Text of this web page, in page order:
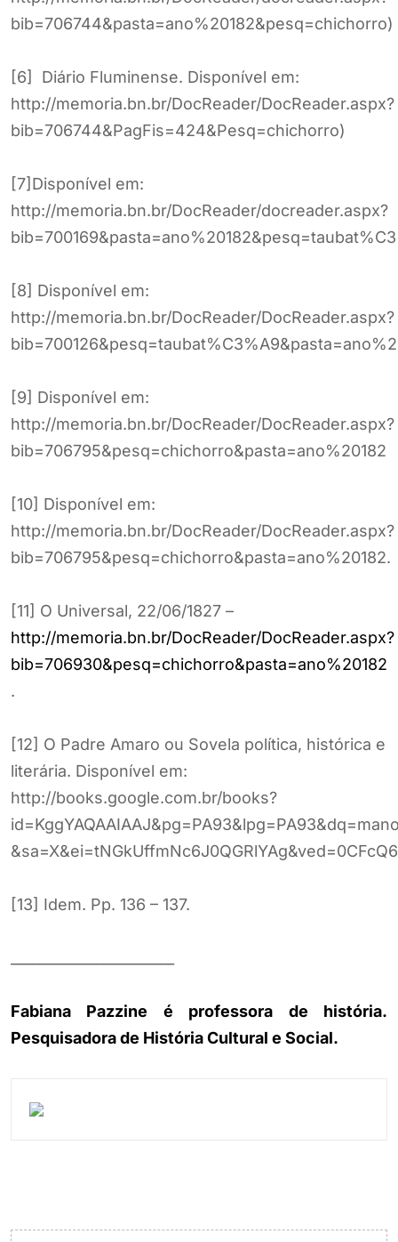
bib=706744&pasta=ano%20182&pesq=chichorro)
[6] Diário Fluminense. Disponível em:
http://memoria.bn.br/DocReader/DocReader.aspx?
bib=706744&PagFis=424&Pesq=chichorro)
[7]Disponível em:
http://memoria.bn.br/DocReader/docreader.aspx?
[8] Disponível em:
http://memoria.bn.br/DocReader/DocReader.aspx?
[9] Disponível em:
http://memoria.bn.br/DocReader/DocReader.aspx?
bib=706795&pesq=chichorro&pasta=ano%20182
[10] Disponível em:
http://memoria.bn.br/DocReader/DocReader.aspx?
bib=706795&pesq=chichorro&pasta=ano%20182.
[11] O Universal, 22/06/1827 –
http://memoria.bn.br/DocReader/DocReader.aspx?
bib=706930&pesq=chichorro&pasta=ano%20182
.
[12] O Padre Amaro ou Sovela política, histórica e
literária. Disponível em:
http://books.google.com.br/books?
[13] Idem. Pp. 136 – 137.
Fabiana Pazzine é professora de história.
Pesquisadora de História Cultural e Social.